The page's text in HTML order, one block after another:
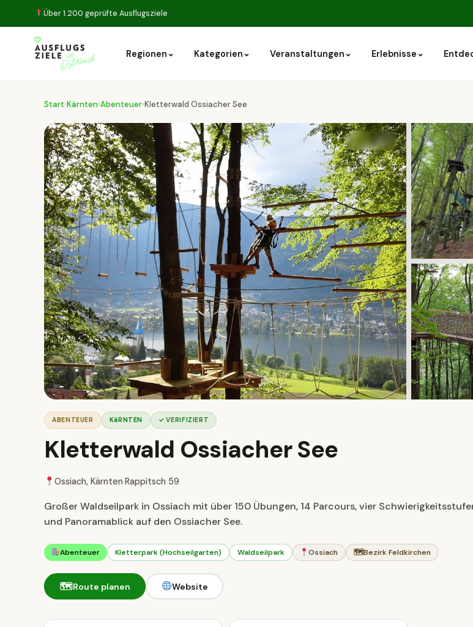
Über 1.200 geprüfte Ausflugsziele
Regionen ⌄ Kategorien ⌄ Veranstaltungen ⌄ Erlebnisse ⌄
Start›Kärnten›Abenteuer›Kletterwald Ossiacher See
ABENTEUER KäRNTEN ✓ VERIFIZIERT
Kletterwald Ossiacher See
Ossiach, Kärnten·Rappitsch 59
Großer Waldseilpark in Ossiach mit über 150 Übungen, 14 Parcours, vier
und Panoramablick auf den Ossiacher See.
Abenteuer Kletterpark (Hochseilgarten) Waldseilpark Ossiach 🗺Bezirk Feldkirchen
🗺Route planen Website